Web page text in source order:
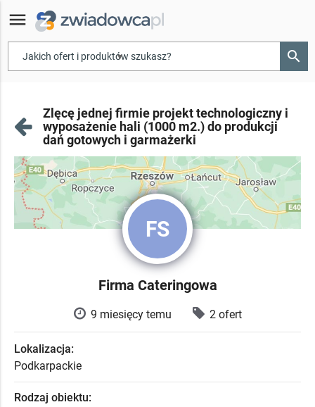
menu
▾ search
Zlęcę jednej firmie projekt technologiczny i
wyposażenie hali (1000 m2.) do produkcji
dań gotowych i garmażerki
FS
Firma Cateringowa
9 miesięcy temu 2 ofert
Lokalizacja:
Podkarpackie
Rodzaj obiektu: